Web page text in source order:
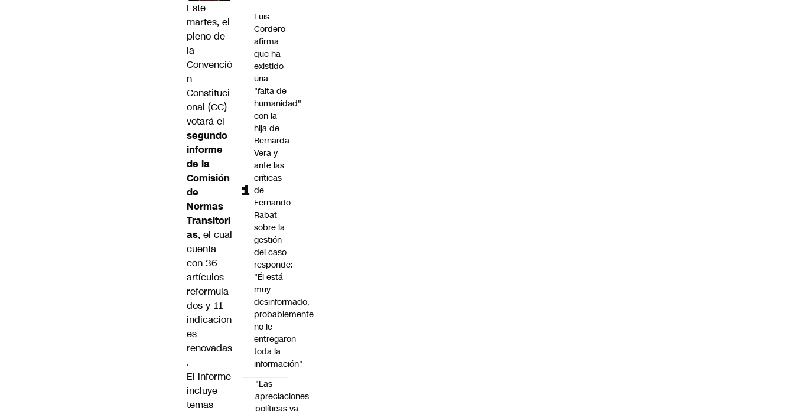
Este
martes, el
pleno de
la
Convenció
n
Constituci
onal (CC)
votará el
segundo
informe
de la
Comisión
de
Normas
Transitori
as, el cual
cuenta
con 36
artículos
reformula
dos y 11
indicacion
es
renovadas
.
El informe
incluye
temas
Luis
Cordero
afirma
que ha
existido
una
"falta de
humanidad"
con la
hija de
Bernarda
Vera y
ante las
críticas
de
Fernando
Rabat
sobre la
gestión
del caso
responde:
"Él está
muy
desinformado,
probablemente
no le
entregaron
toda la
información"
"Las
apreciaciones